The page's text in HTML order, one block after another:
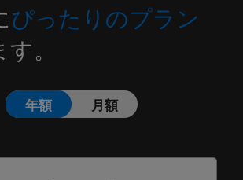
ぴったりのプラン
。
年額 月額